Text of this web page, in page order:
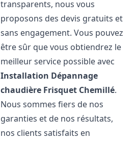
transparents, nous vous
proposons des devis gratuits et
sans engagement. Vous pouvez
être sûr que vous obtiendrez le
meilleur service possible avec
Installation Dépannage
chaudière Frisquet Chemillé.
Nous sommes fiers de nos
garanties et de nos résultats,
nos clients satisfaits en